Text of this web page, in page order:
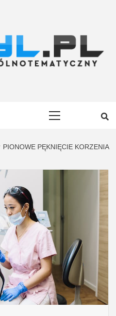
PIONOWE PĘKNIĘCIE KORZENIA